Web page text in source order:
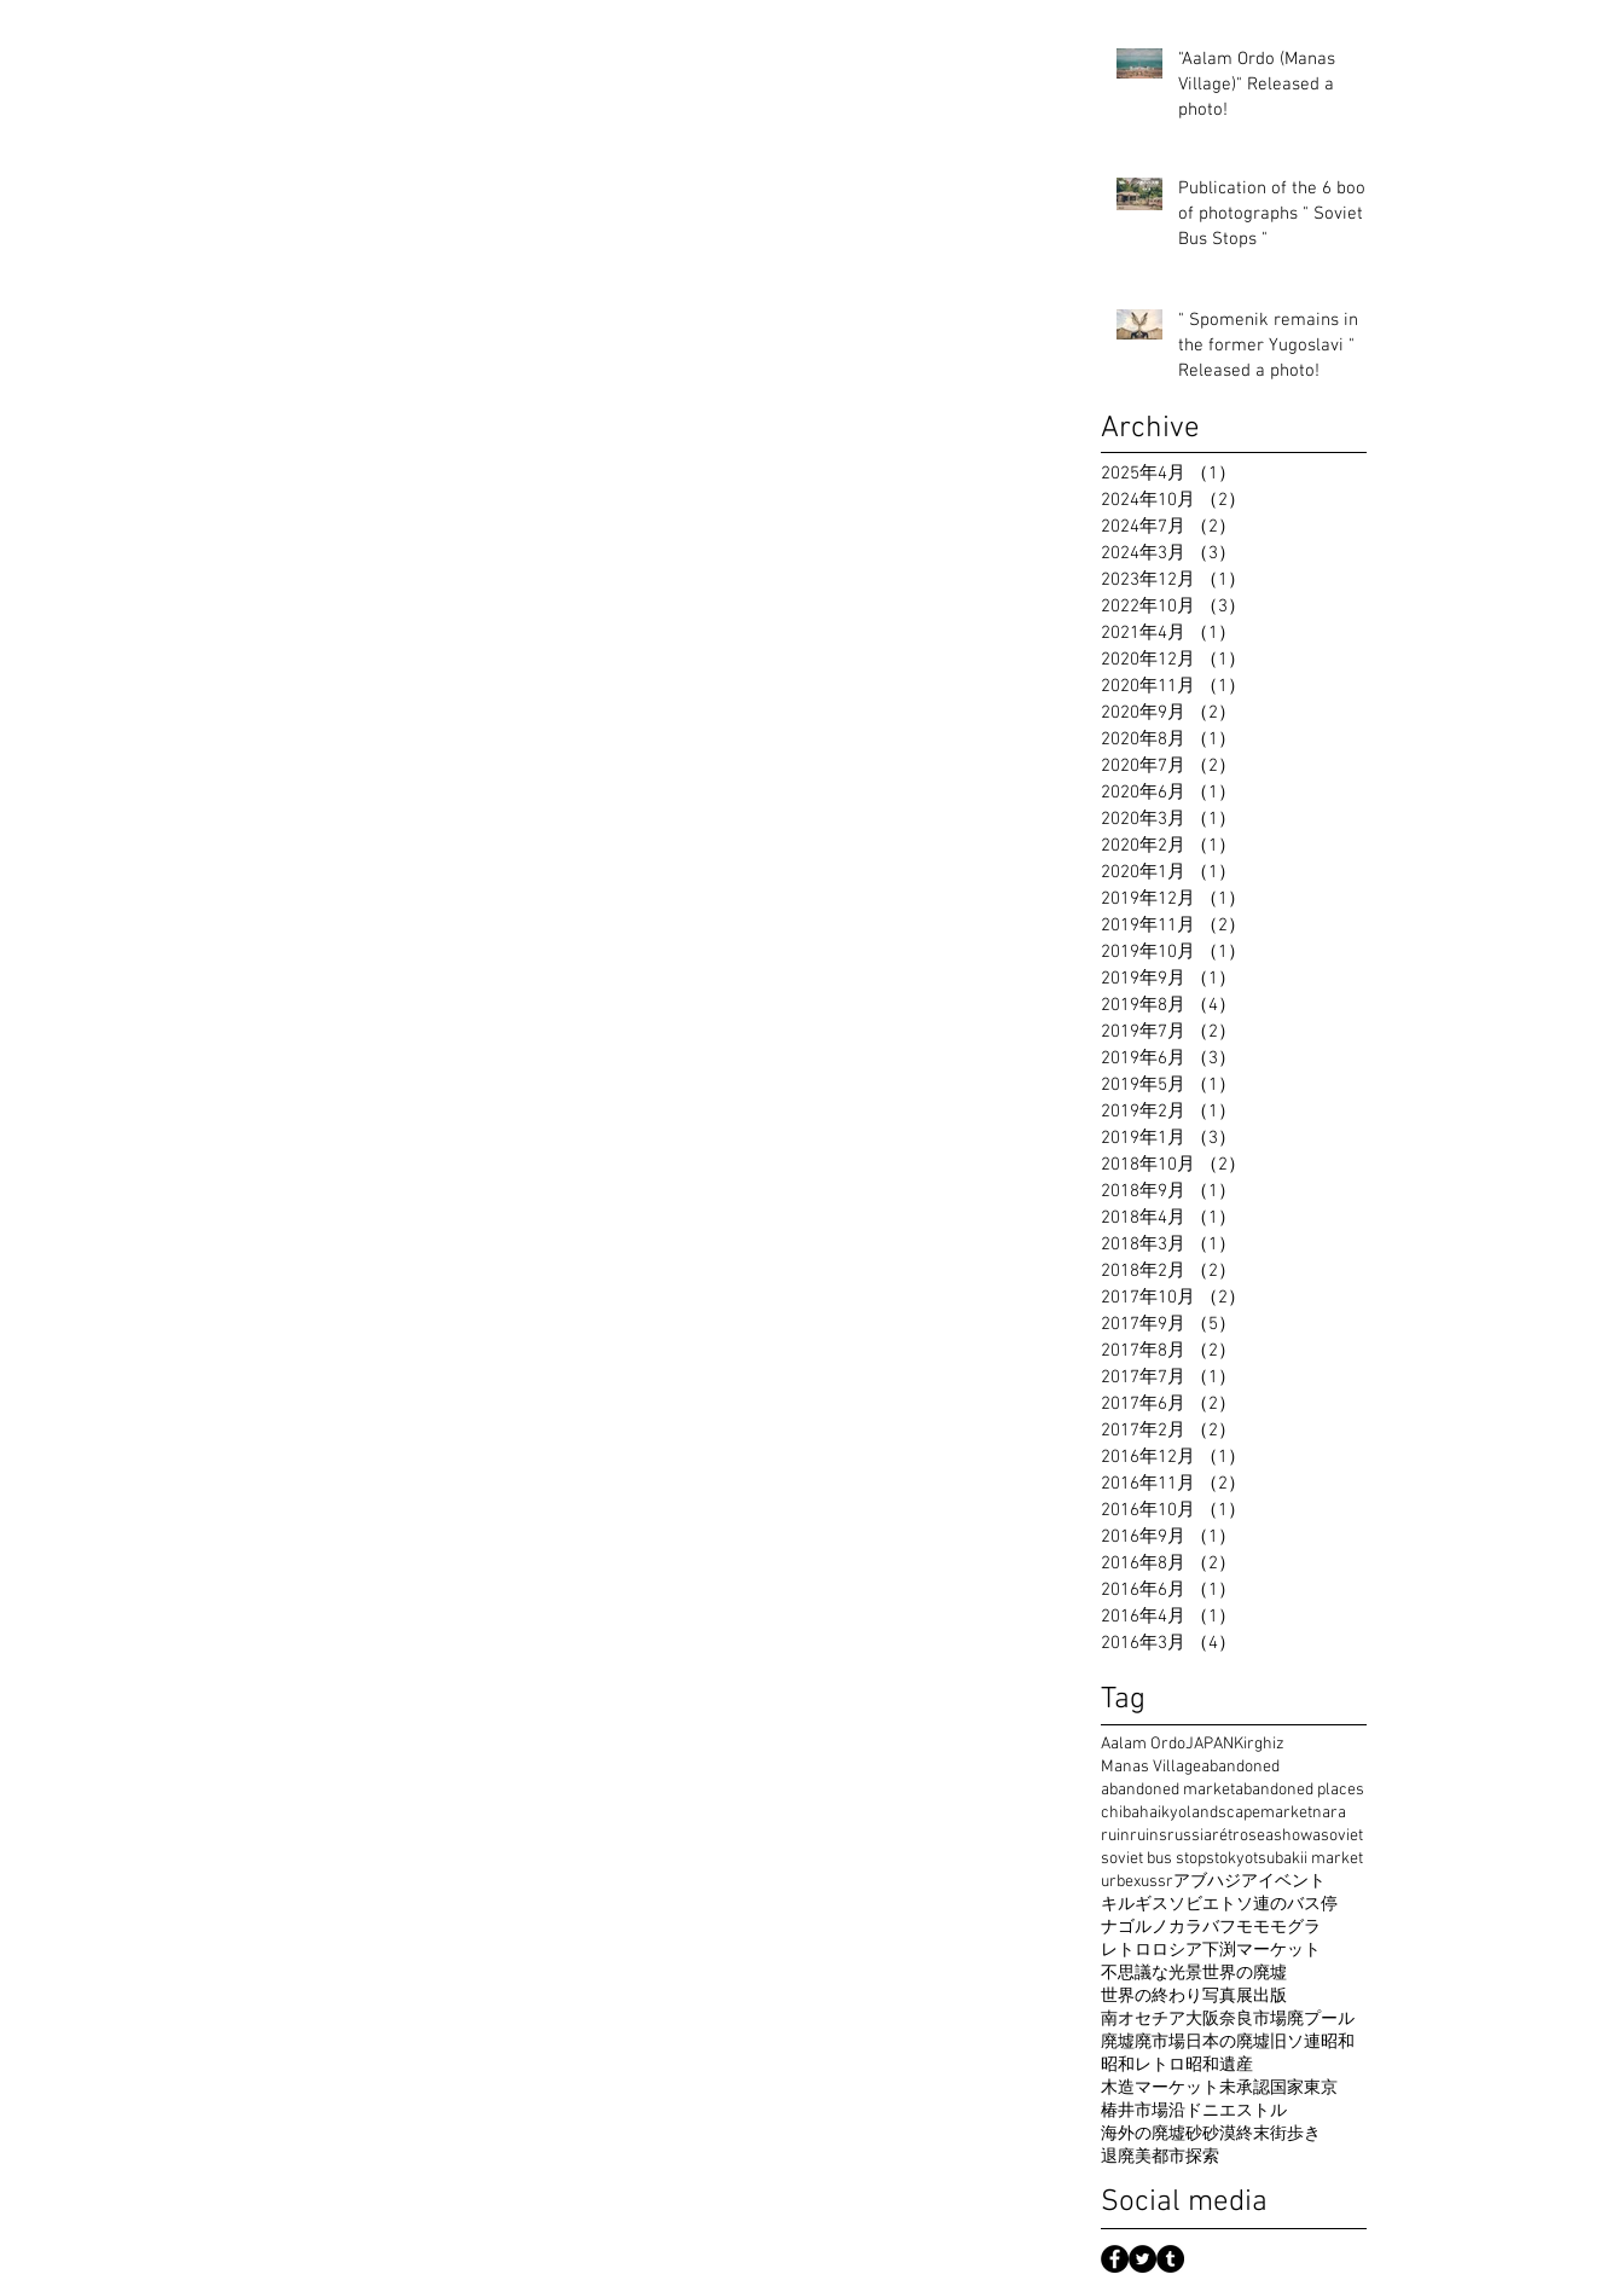
"Aalam Ordo (Manas
Village)" Released a
photo!
Publication of the 6 book
of photographs " Soviet
Bus Stops "
" Spomenik remains in
the former Yugoslavi "
Released a photo!
Archive
2025年4月 （1）
2024年10月
（2）
2024年7月
（2）
2024年3月
（3）
2023年12月
（1）
2022年10月
（3）
2021年4月
（1）
2020年12月
（1）
2020年11月
（1）
2020年9月
（2）
2020年8月
（1）
2020年7月
（2）
2020年6月
（1）
2020年3月
（1）
2020年2月
（1）
2020年1月
（1）
2019年12月
（1）
2019年11月
（2）
2019年10月
（1）
2019年9月
（1）
2019年8月
（4）
2019年7月
（2）
2019年6月
（3）
2019年5月
（1）
2019年2月
（1）
2019年1月
（3）
2018年10月
（2）
2018年9月
（1）
2018年4月
（1）
2018年3月
（1）
2018年2月
（2）
2017年10月
（2）
2017年9月
（5）
2017年8月
（2）
2017年7月
（1）
2017年6月
（2）
2017年2月
（2）
2016年12月
（1）
2016年11月
（2）
2016年10月
（1）
2016年9月
（1）
2016年8月
（2）
2016年6月
（1）
2016年4月
（1）
2016年3月
（4）
Tag
Aalam OrdoJAPANKirghiz
Manas Villageabandoned
abandoned marketabandoned places
chibahaikyolandscapemarketnara
ruinruinsrussiarétroseashowasoviet
soviet bus stopstokyotsubakii market
urbexussrアブハジアイベント
キルギス ソビエト ソ連のバス停
ナゴルノカラバフモモモグラ
レトロ ロシア下渕マーケット
不思議な光景世界の廃墟
世界の終わり写真展出版
南オセチア大阪奈良市場廃プール
廃墟廃市場日本の廃墟旧ソ連昭和
昭和レトロ昭和遺産
木造マーケット未承認国家東京
椿井市場沿ドニエストル
海外の廃墟砂砂漠終末街歩き
退廃美都市探索
Social media